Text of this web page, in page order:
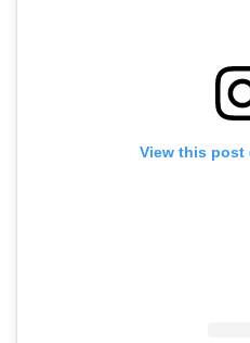
View this post